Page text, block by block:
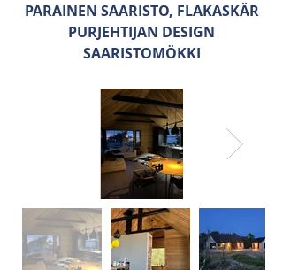
PARAINEN SAARISTO, FLAKASKÄR
PURJEHTIJAN DESIGN
SAARISTOMÖKKI